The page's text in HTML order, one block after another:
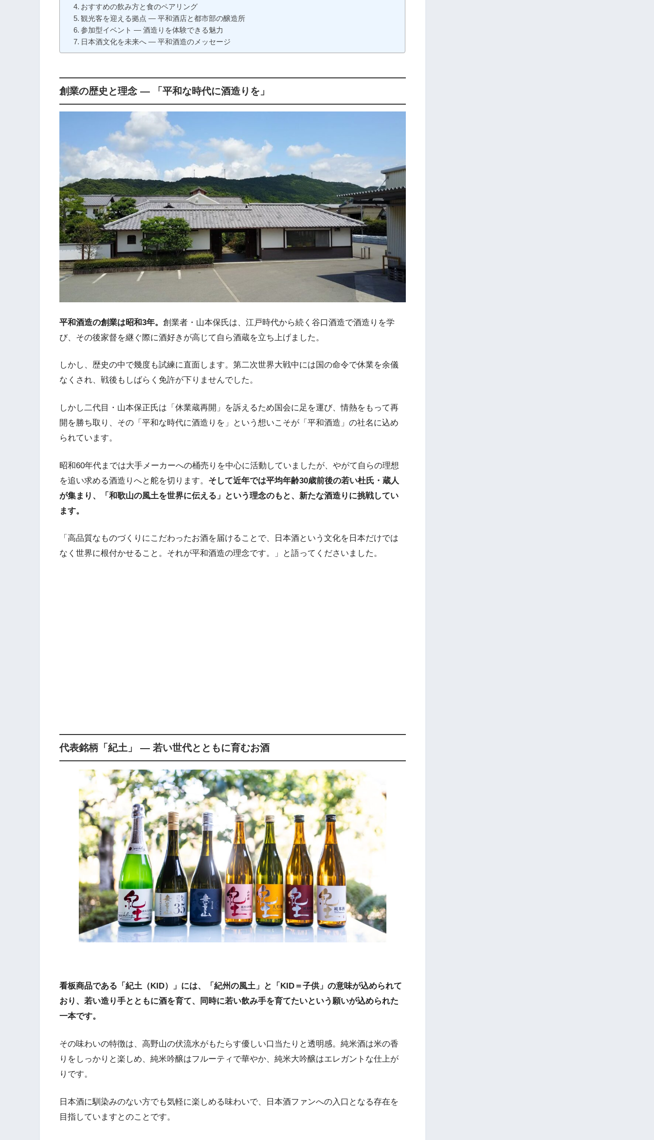
おすすめの飲み方と食のペアリング
観光客を迎える拠点 ― 平和酒店と都市部の醸造所
参加型イベント ― 酒造りを体験できる魅力
日本酒文化を未来へ ― 平和酒造のメッセージ
創業の歴史と理念 ― 「平和な時代に酒造りを」
平和酒造の創業は昭和3年。 創業者・山本保氏は、江戸時代から続く谷口酒造で酒造りを学
び、その後家督を継ぐ際に酒好きが高じて自ら酒蔵を立ち上げました。
しかし、歴史の中で幾度も試練に直面します。第二次世界大戦中には国の命令で休業を余儀
なくされ、戦後もしばらく免許が下りませんでした。
しかし二代目・山本保正氏は「休業蔵再開」を訴えるため国会に足を運び、情熱をもって再
開を勝ち取り、その「平和な時代に酒造りを」という想いこそが「平和酒造」の社名に込め
られています。
昭和60年代までは大手メーカーへの桶売りを中心に活動していましたが、やがて自らの理想
を追い求める酒造りへと舵を切ります。 そして近年では平均年齢30歳前後の若い杜氏・蔵人
が集まり、「和歌山の風土を世界に伝える」という理念のもと、新たな酒造りに挑戦してい
ます。
「高品質なものづくりにこだわったお酒を届けることで、日本酒という文化を日本だけでは
なく世界に根付かせること。それが平和酒造の理念です。」と語ってくださいました。
代表銘柄「紀土」 ― 若い世代とともに育むお酒
看板商品である「紀土（KID）」には、「紀州の風土」と「KID＝子供」の意味が込められて
おり、若い造り手とともに酒を育て、同時に若い飲み手を育てたいという願いが込められた
一本です。
その味わいの特徴は、高野山の伏流水がもたらす優しい口当たりと透明感。純米酒は米の香
りをしっかりと楽しめ、純米吟醸はフルーティで華やか、純米大吟醸はエレガントな仕上が
りです。
日本酒に馴染みのない方でも気軽に楽しめる味わいで、日本酒ファンへの入口となる存在を
目指していますとのことです。